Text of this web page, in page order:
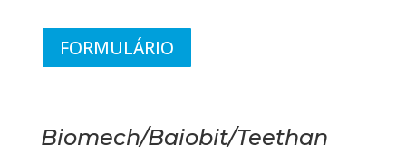
FORMULÁRIO
Biomech/Baiobit/Teethan